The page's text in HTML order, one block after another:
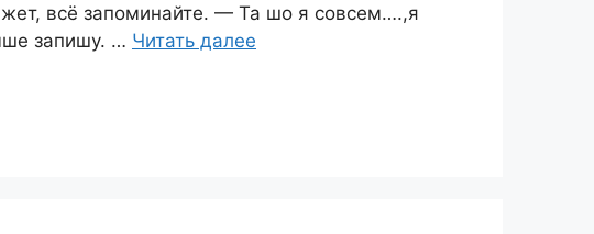
всё запоминайте. — Та шо я совсем….,я
запишу. … Читать далее